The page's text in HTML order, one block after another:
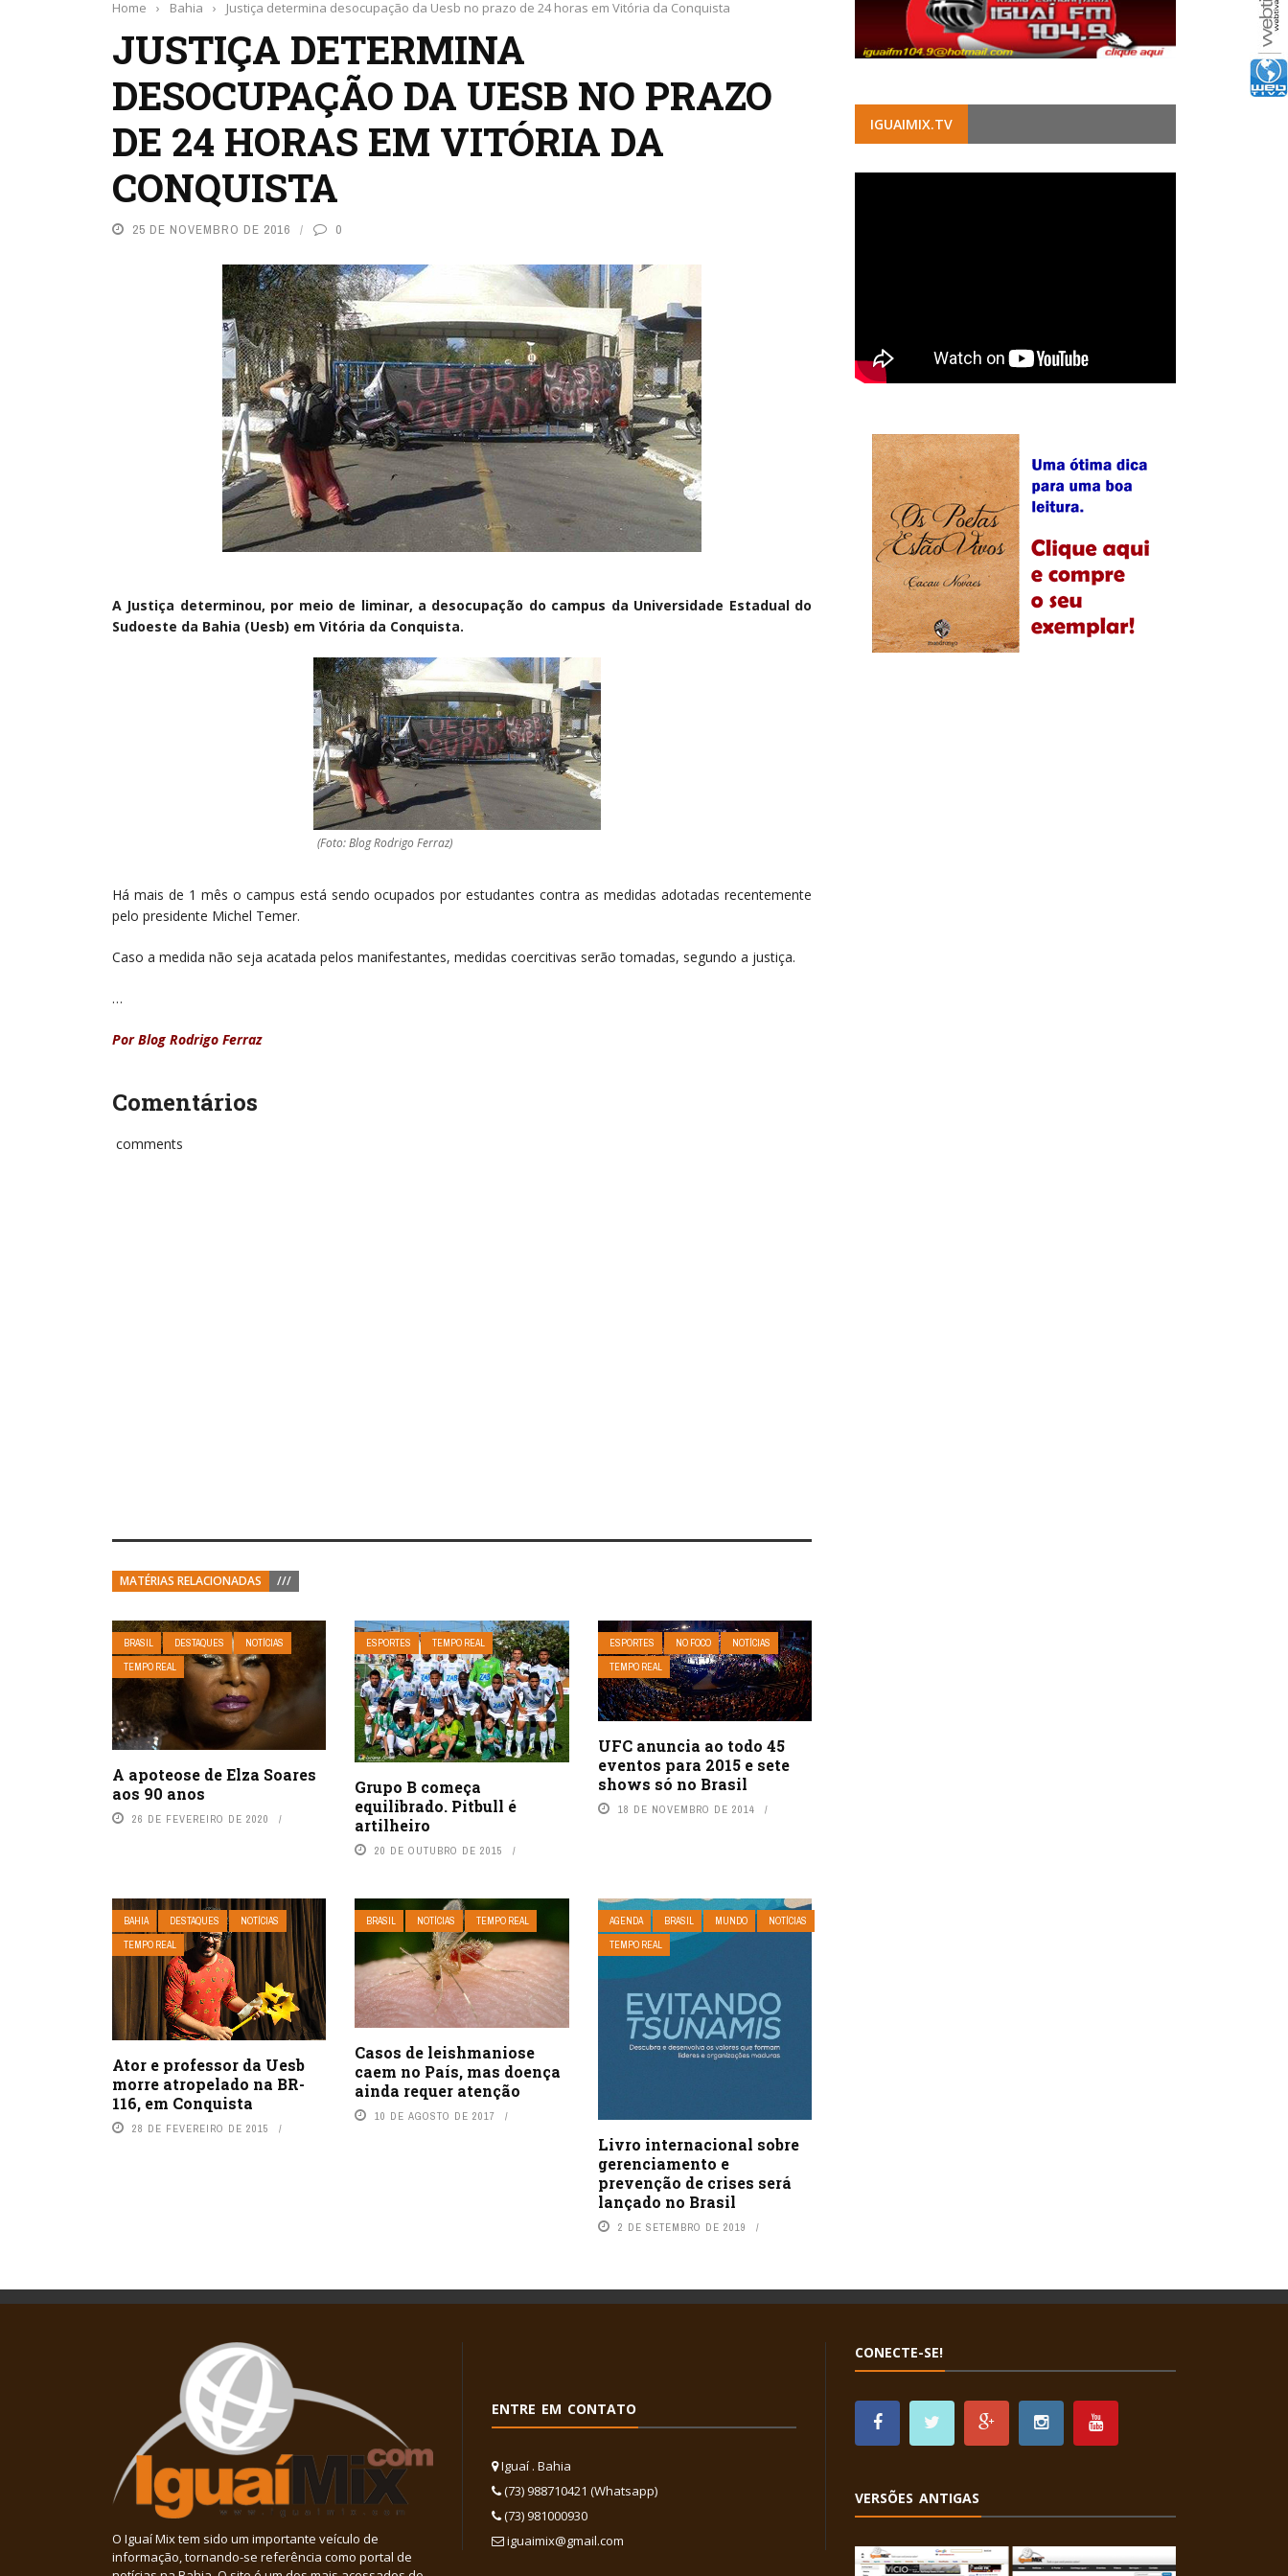
Home › Bahia › Justiça determina desocupação da Uesb no prazo de 24 horas em Vitória da Conquista
JUSTIÇA DETERMINA
DESOCUPAÇÃO DA UESB NO PRAZO
DE 24 HORAS EM VITÓRIA DA
CONQUISTA
25 DE NOVEMBRO DE 2016 0
A Justiça determinou, por meio de liminar, a desocupação do campus da Universidade Estadual do
Sudoeste da Bahia (Uesb) em Vitória da Conquista.
(Foto: Blog Rodrigo Ferraz)
Há mais de 1 mês o campus está sendo ocupados por estudantes contra as medidas adotadas recentemente
pelo presidente Michel Temer.
Caso a medida não seja acatada pelos manifestantes, medidas coercitivas serão tomadas, segundo a justiça.
…
Por Blog Rodrigo Ferraz
Comentários
comments
MATÉRIAS RELACIONADAS ///
BRASIL DESTAQUES
NOTÍCIAS
TEMPO REAL
A apoteose de Elza Soares
aos 90 anos
26 DE FEVEREIRO DE 2020
ESPORTES TEMPO REAL
Grupo B começa
equilibrado. Pitbull é
artilheiro
20 DE OUTUBRO DE 2015
ESPORTES NO FOCO
NOTÍCIAS
TEMPO REAL
UFC anuncia ao todo 45
eventos para 2015 e sete
shows só no Brasil
18 DE NOVEMBRO DE 2014
BAHIA DESTAQUES
NOTÍCIAS
TEMPO REAL
Ator e professor da Uesb
morre atropelado na BR-
116, em Conquista
28 DE FEVEREIRO DE 2015
BRASIL NOTÍCIAS TEMPO REAL
Casos de leishmaniose
caem no País, mas doença
ainda requer atenção
10 DE AGOSTO DE 2017
AGENDA BRASIL MUNDO
NOTÍCIAS
TEMPO REAL
Livro internacional sobre
gerenciamento e
prevenção de crises será
lançado no Brasil
2 DE SETEMBRO DE 2019
IGUAIMIX.TV
O Iguaí Mix tem sido um importante veículo de
informação, tornando-se referência como portal de
ENTRE EM CONTATO
Iguaí . Bahia
(73) 988710421 (Whatsapp)
(73) 981000930
iguaimix@gmail.com
CONECTE-SE!
VERSÕES ANTIGAS